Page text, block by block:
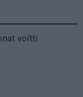
voitti